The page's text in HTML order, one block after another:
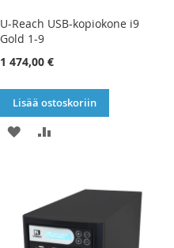
U-Reach USB-kopiokone i9
Gold 1-9
1 474,00 €
Lisää ostoskoriin
LISÄÄ